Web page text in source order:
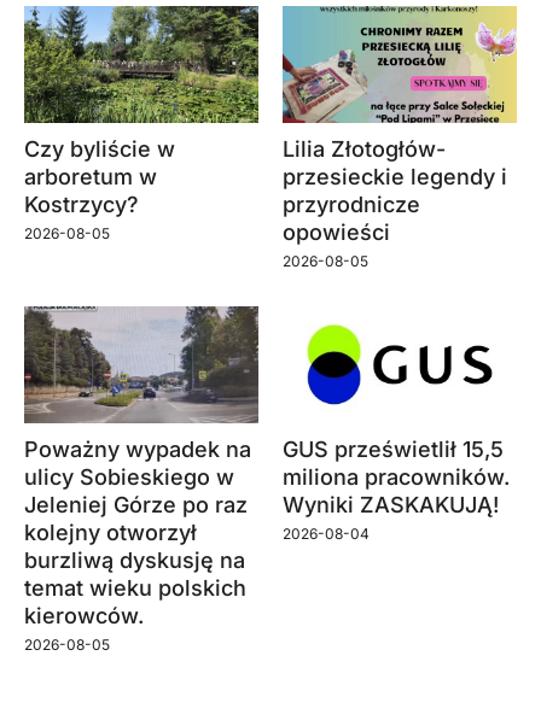
Czy byliście w
arboretum w
Kostrzycy?
2026-08-05
Lilia Złotogłów-
przesieckie legendy i
przyrodnicze
opowieści
2026-08-05
Poważny wypadek na
ulicy Sobieskiego w
Jeleniej Górze po raz
kolejny otworzył
burzliwą dyskusję na
temat wieku polskich
kierowców.
2026-08-05
GUS prześwietlił 15,5
miliona pracowników.
Wyniki ZASKAKUJĄ!
2026-08-04